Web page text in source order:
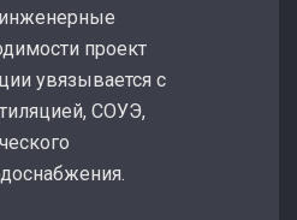
проект
увязывается с
СОУЭ,